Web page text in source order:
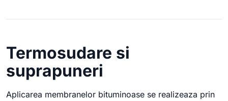
Termosudare si
suprapuneri
Aplicarea membranelor bituminoase se realizeaza prin